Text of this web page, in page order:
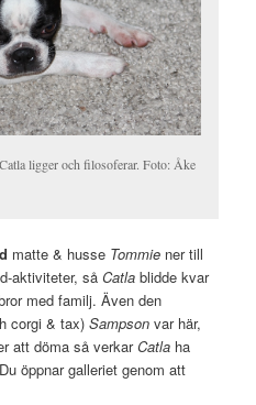
ligger och filosoferar. Foto: Åke
matte & husse Tommie ner till
aktiviteter, såCatla blidde kvar
med familj. Även den
corgi & tax)Sampson var här,
att döma så verkarCatla ha
öppnar galleriet genom att